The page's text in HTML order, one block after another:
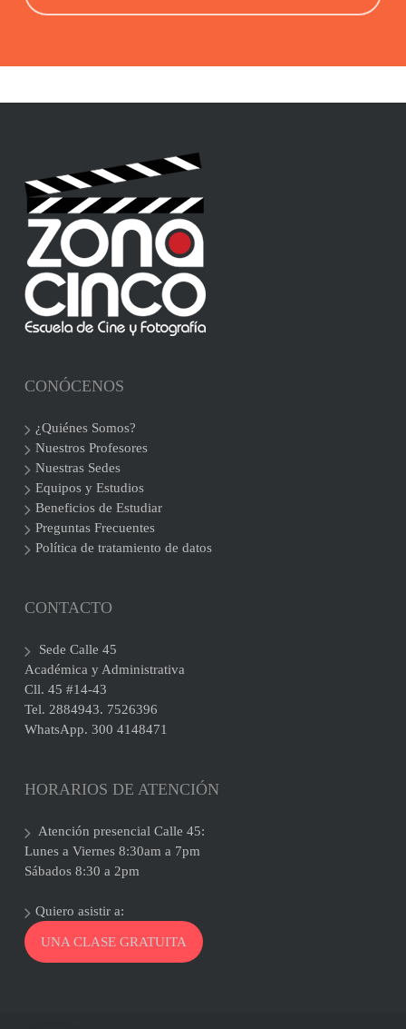
CONÓCENOS
¿Quiénes Somos?
Nuestros Profesores
Nuestras Sedes
Equipos y Estudios
Beneficios de Estudiar
Preguntas Frecuentes
Política de tratamiento de datos
CONTACTO
Sede Calle 45
Académica y Administrativa
Cll. 45 #14-43
Tel. 2884943. 7526396
WhatsApp. 300 4148471
HORARIOS DE ATENCIÓN
Atención presencial Calle 45:
Lunes a Viernes 8:30am a 7pm
Sábados 8:30 a 2pm
Quiero asistir a:
UNA CLASE GRATUITA